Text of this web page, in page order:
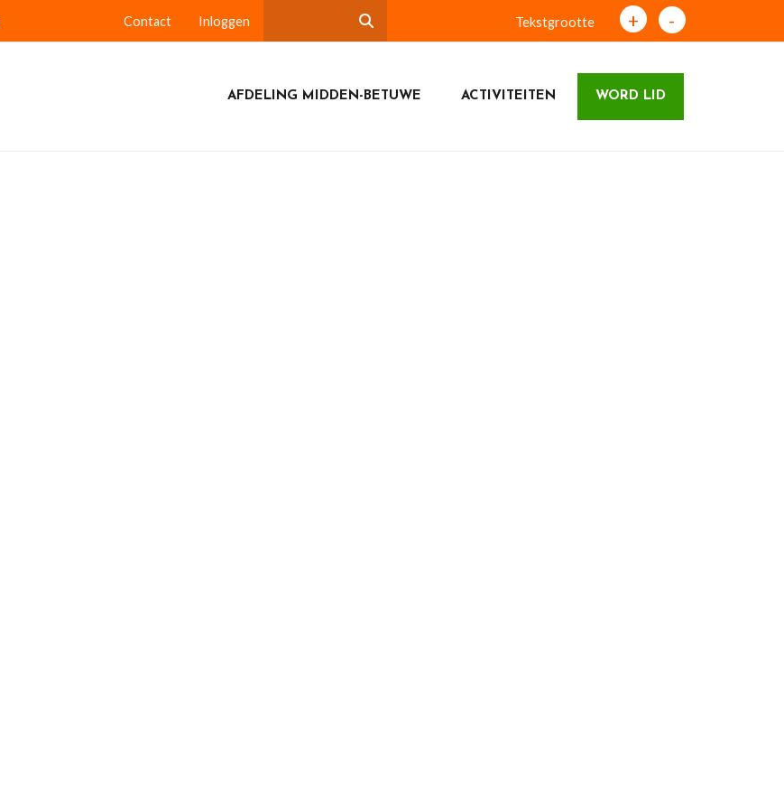
Contact Inloggen Tekstgrootte + -
AFDELING MIDDEN-BETUWE ACTIVITEITEN WORD LID